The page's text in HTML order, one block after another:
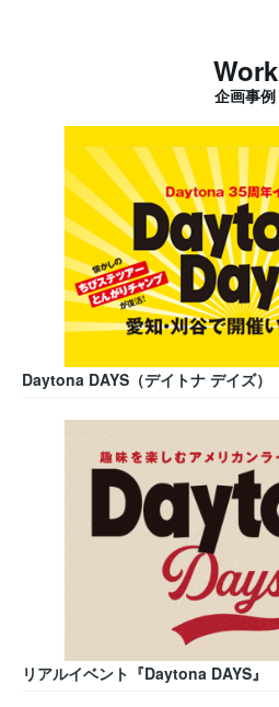
Work
企画事例
Daytona DAYS（デイトナ デイズ）
リアルイベント『Daytona DAYS』